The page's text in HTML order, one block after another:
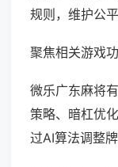
规则，维护公平
聚焦相关游戏
微乐广东麻将
策略、暗杠优
过AI算法调整